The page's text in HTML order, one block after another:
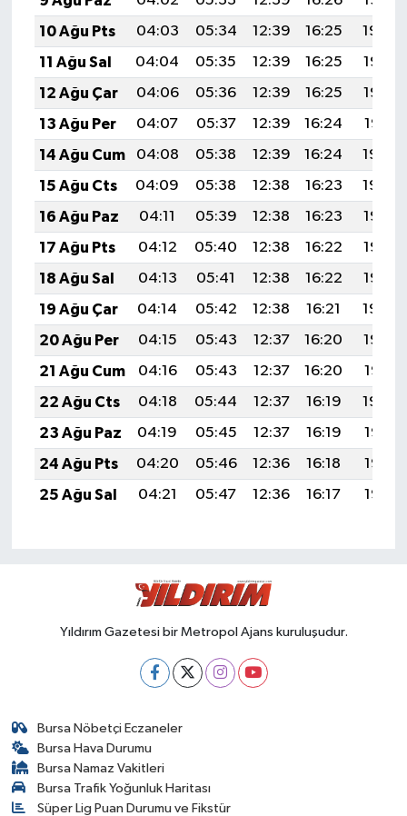
10 Ağu Pts
04:03 05:34 12:39 16:25
19:34
11 Ağu Sal
04:04 05:35 12:39 16:25
19:33
12 Ağu Çar
04:06 05:36 12:39 16:25
19:32
13 Ağu Per
04:07 05:37 12:39 16:24
19:31
14 Ağu Cum
04:08 05:38 12:39 16:24
19:30
15 Ağu Cts
04:09 05:38 12:38 16:23
19:29
16 Ağu Paz
04:11 05:39 12:38 16:23
19:27
17 Ağu Pts
04:12 05:40 12:38 16:22
19:26
18 Ağu Sal
04:13 05:41 12:38 16:22
19:25
19 Ağu Çar
04:14 05:42 12:38 16:21
19:24
20 Ağu Per
04:15 05:43 12:37 16:20
19:22
21 Ağu Cum
04:16 05:43 12:37 16:20
19:21
22 Ağu Cts
04:18 05:44 12:37 16:19
19:20
23 Ağu Paz
04:19 05:45 12:37 16:19
19:18
24 Ağu Pts
04:20 05:46 12:36 16:18
19:17
25 Ağu Sal
04:21 05:47 12:36 16:17 19:16
Yıldırım Gazetesi bir Metropol Ajans kuruluşudur.
Bursa Nöbetçi Eczaneler
Bursa Hava Durumu
Bursa Namaz Vakitleri
Bursa Trafik Yoğunluk Haritası
Süper Lig Puan Durumu ve Fikstür